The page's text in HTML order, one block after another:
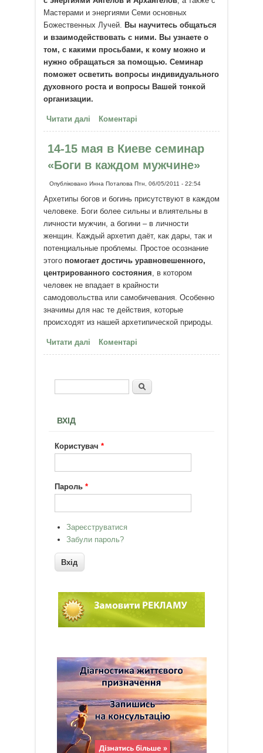
Мастерами и энергиями Семи основных
Божественных Лучей. Вы научитесь общаться
и взаимодействовать с ними. Вы узнаете о
том, с какими просьбами, к кому можно и
нужно обращаться за помощью. Семинар
поможет осветить вопросы индивидуального
духовного роста и вопросы Вашей тонкой
организации.
Читати далі про 21-22 мая практический
семинар «Ангелотерапия и
Ангельские Лучи»
Коментарі
14-15 мая в Киеве семинар
«Боги в каждом мужчине»
ОпублікованоИнна Потапова Птн, 06/05/2011 - 22:54
Архетипы богов и богинь присутствуют в каждом
человеке. Боги более сильны и влиятельны в
личности мужчин, а богини – в личности
женщин. Каждый архетип даёт, как дары, так и
потенциальные проблемы. Простое осознание
этого помогает достичь уравновешенного,
центрированного состояния, в котором
человек не впадает в крайности
самодовольства или самобичевания. Особенно
значимы для нас те действия, которые
происходят из нашей архетипической природы.
Читати далі про 14-15 мая в Киеве семинар
«Боги в каждом мужчине»
Коментарі
Пошукова форма
Пошук
ВХІД
Користувач*
Пароль*
Зареєструватися
Забули пароль?